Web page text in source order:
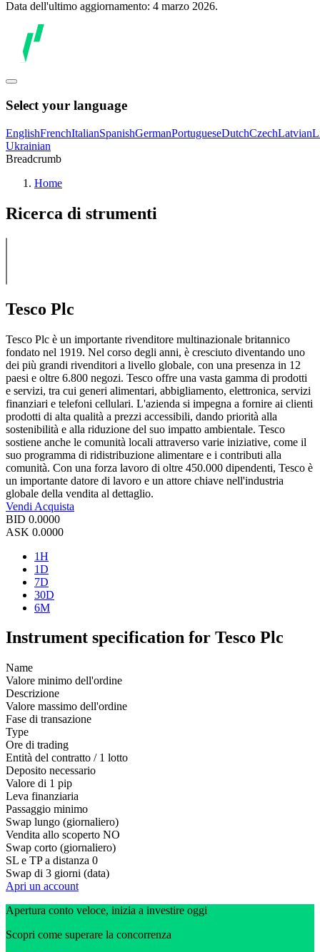
Data dell'ultimo aggiornamento: 4 marzo 2026.
Select your language
EnglishFrenchItalianSpanishGermanPortugueseDutchCzechLatvian
Ukrainian
Breadcrumb
Home
Ricerca di strumenti
Tesco Plc
Tesco Plc è un importante rivenditore multinazionale britannico
fondato nel 1919. Nel corso degli anni, è cresciuto diventando uno
dei più grandi rivenditori a livello globale, con una presenza in 12
paesi e oltre 6.800 negozi. Tesco offre una vasta gamma di prodotti
e servizi, tra cui generi alimentari, abbigliamento, elettronica, servizi
finanziari e telefoni cellulari. L'azienda si impegna a fornire ai clienti
prodotti di alta qualità a prezzi accessibili, dando priorità alla
sostenibilità e alla riduzione del suo impatto ambientale. Tesco
sostiene anche le comunità locali attraverso varie iniziative, come il
suo programma di ridistribuzione alimentare e i contributi alla
comunità. Con una forza lavoro di oltre 450.000 dipendenti, Tesco è
un importante datore di lavoro e un attore chiave nell'industria
globale della vendita al dettaglio.
Vendi Acquista
BID 0.0000
ASK 0.0000
1H
1D
7D
30D
6M
Instrument specification for Tesco Plc
Name
Valore minimo dell'ordine
Descrizione
Valore massimo dell'ordine
Fase di transazione
Type
Ore di trading
Entità del contratto / 1 lotto
Deposito necessario
Valore di 1 pip
Leva finanziaria
Passaggio minimo
Swap lungo (giornaliero)
Vendita allo scoperto NO
Swap corto (giornaliero)
SL e TP a distanza 0
Swap di 3 giorni (data)
Apri un account
Apertura conto veloce, inizia a investire oggi
Scopri come superare la concorrenza